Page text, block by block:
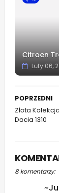
Citroen
Luty 06,
POPRZEDNI
Złota
Dacia 1310
8 komentarzy: